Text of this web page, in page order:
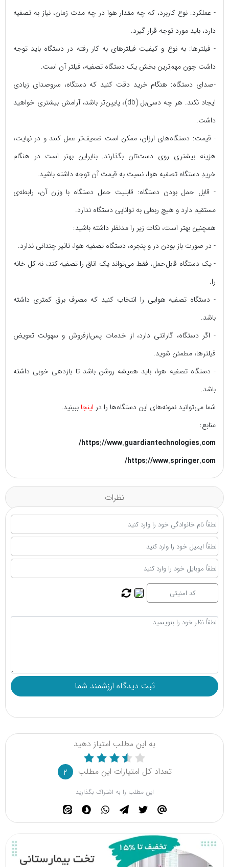
- عملکرد: نوع کاربرد، که چه مقدار هوا در چه مدت زمان، نیاز به تصفیه
دارد، باید مورد توجه قرار گیرد.
- فیلترها: به نوع و کیفیت فیلترهای به کار رفته در دستگاه باید توجه
داشت چون مهم‌ترین بخش یک دستگاه تصفیه، فیلتر آن است.
-صدای دستگاه: هنگام خرید دقت کنید که دستگاه، سرو‌صدای زیادی
ایجاد نکند. هر چه دسی‌بل(db)، پایین‌تر باشد، آرامش بیشتری خواهید
داشت.
- قیمت: دستگاه‌های ارزان، ممکن است ضعیف‌تر عمل کنند و در نهایت،
هزینه بیشتری روی دست‌تان بگذارند. بنابراین بهتر است در هنگام
خریدِ دستگاه تصفیه هوا، نسبت به قیمت آن توجه داشته باشید.
- قابل حمل بودن دستگاه: قابلیت حمل دستگاه با وزن آن، رابطه‌ی
مستقیم دارد و هیچ ربطی به توانایی دستگاه ندارد.
همچنین بهتر است، نکات زیر را مدنظر داشته باشید:
- در صورت باز بودن در و پنجره، دستگاه تصفیه هوا، تاثیر چندانی ندارد.
- یک دستگاه قابل‌حمل، فقط می‌تواند یک اتاق را تصفیه کند، نه کل خانه
را.
- دستگاه تصفیه هوایی را انتخاب کنید که مصرف برق کمتری داشته
باشد.
- اگر دستگاه، گارانتی دارد، از خدمات پس‌از‌فروش و سهولت تعویض
فیلترها، مطمئن شوید.
- دستگاه تصفیه هوا، باید همیشه روشن باشد تا بازدهی خوبی داشته
باشد.
شما می‌توانید نمونه‌های این دستگاه‌ها را در اینجا ببینید.
منابع:
https://www.guardiantechnologies.com/
https://www.springer.com/
نظرات
به این مطلب امتیاز دهید
تعداد کل امتیازات این مطلب 2
این مطلب را به اشتراک بگذارید